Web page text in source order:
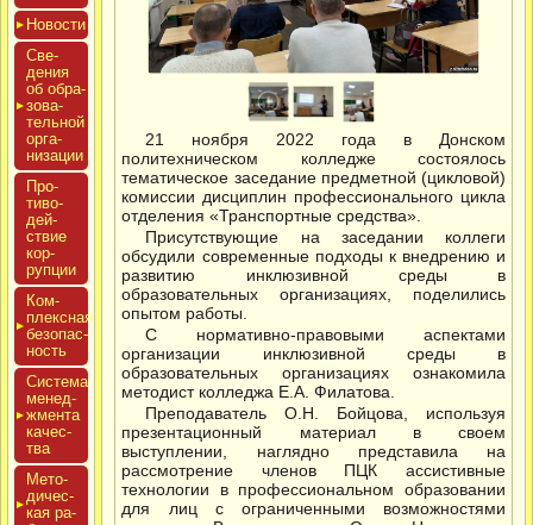
Новос­ти
Све­
дения
об об­ра­
зова­
тель­ной
ор­га­
низа­ции
Про­
тиво­
дей­
ствие
кор­
рупции
Ком­
плексная
бе­зопас­
ность
Сис­те­ма
ме­нед­
жмен­та
ка­чес­
тва
Мето­
дичес­
кая ра­
21 ноября 2022 года в Донском
политехническом колледже состоялось
тематическое заседание предметной (цикловой)
комиссии дисциплин профессионального цикла
отделения «Транспортные средства».
Присутствующие на заседании коллеги
обсудили современные подходы к внедрению и
развитию инклюзивной среды в
образовательных организациях, поделились
опытом работы.
С нормативно-правовыми аспектами
организации инклюзивной среды в
образовательных организациях ознакомила
методист колледжа Е.А. Филатова.
Преподаватель О.Н. Бойцова, используя
презентационный материал в своем
выступлении, наглядно представила на
рассмотрение членов ПЦК ассистивные
технологии в профессиональном образовании
для лиц с ограниченными возможностями